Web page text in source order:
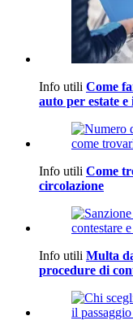
Info utili Come
auto per estate
Info utili Come
circolazione
Info utili Multa
procedure di